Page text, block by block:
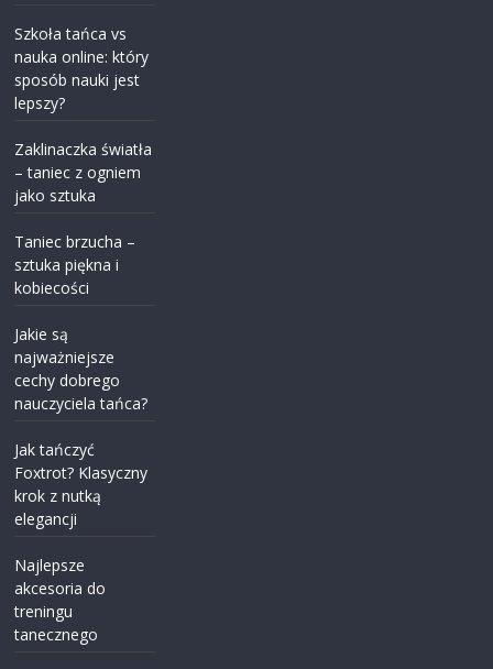
Szkoła tańca vs
nauka online: który
sposób nauki jest
lepszy?
Zaklinaczka światła
– taniec z ogniem
jako sztuka
Taniec brzucha –
sztuka piękna i
kobiecości
Jakie są
najważniejsze
cechy dobrego
nauczyciela tańca?
Jak tańczyć
Foxtrot? Klasyczny
krok z nutką
elegancji
Najlepsze
akcesoria do
treningu
tanecznego